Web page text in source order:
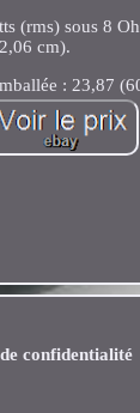
(rms) sous 8
cm).
: 23,87
confidentialité